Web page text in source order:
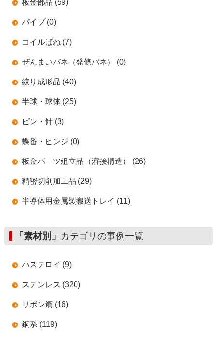
板金部品 (59)
パイプ (0)
コイルばね (7)
ぜんまいバネ（発條バネ） (0)
絞り成形品 (40)
半球・球体 (25)
ピン・針 (3)
蝶番・ヒンジ (0)
板金パーツ組立品（溶接構造） (26)
精密切削加工品 (29)
半導体用金属製搬送トレイ (11)
「素材別」 カテゴリの事例一覧
ハステロイ (9)
ステンレス (320)
リボン鋼 (16)
銅系 (119)